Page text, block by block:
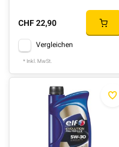
CHF 22,90
Vergleichen
* Inkl. MwSt.